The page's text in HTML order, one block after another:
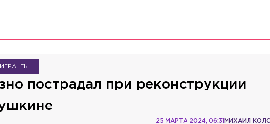
пострадал при реконструкции
МИХАИЛ
25 МАРТА 2024, 06:31